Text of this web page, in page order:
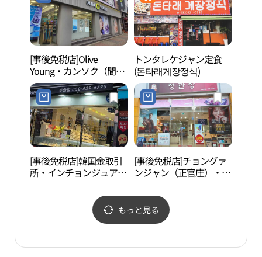
[事後免税店]Olive
Young・カンソク（間
石）駅店(올리브영 간석
역점)
トンタレケジャン定食
(돈타래게장정식)
[事後免税店]韓国金取引
所・インチョンジュアン
거래소 인천주안점)
[事後免税店]チョングァ
ンジャン（正官庄）・ソ
위점)
もっと見る